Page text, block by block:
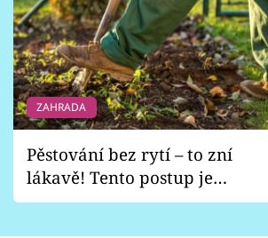
ZAHRADA
Pěstování bez rytí – to zní
lákavě! Tento postup je
vhodný jen pro některé